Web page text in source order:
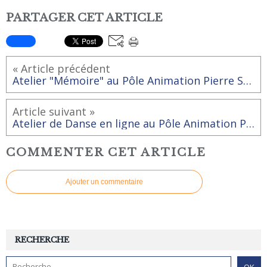
PARTAGER CET ARTICLE
« Article précédent
Atelier "Mémoire" au Pôle Animation Pierre Sévin de Rai
Article suivant »
Atelier de Danse en ligne au Pôle Animation Pierre Sévin de Rai
COMMENTER CET ARTICLE
Ajouter un commentaire
RECHERCHE